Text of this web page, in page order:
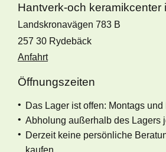
Hantverk-och keramikcenter
Landskronavägen 783 B
257 30 Rydebäck
Anfahrt
Öffnungszeiten
Das Lager ist offen: Montags
Abholung außerhalb des Lagers
Derzeit keine persönliche
kaufen.